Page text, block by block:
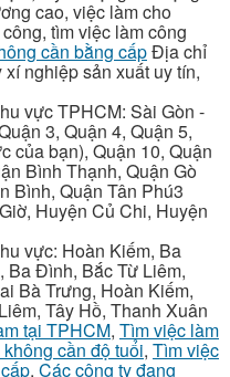
cao, việc làm cho
tìm việc làm công
cần bằng cấpĐịa chỉ
nghiệp sản xuất uy tín,
vực TPHCM: Sài Gòn -
3, Quận 4, Quận 5,
của bạn), Quận 10, Quận
Bình Thạnh, Quận Gò
Bình, Quận Tân Phú3
Huyện Củ Chi, Huyện
vực: Hoàn Kiếm, Ba
Đình, Bắc Từ Liêm,
Bà Trưng, Hoàn Kiếm,
Tây Hồ, Thanh Xuân
tại TPHCM, Tìm việc làm
cần độ tuổi, Tìm việc
, Các công ty đang